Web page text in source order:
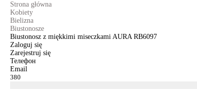
Strona główna
Kobiety
Bielizna
Biustonosze
Biustonosz z miękkimi miseczkami AURA RB6097
Zaloguj się
Zarejestruj się
Телефон
Email